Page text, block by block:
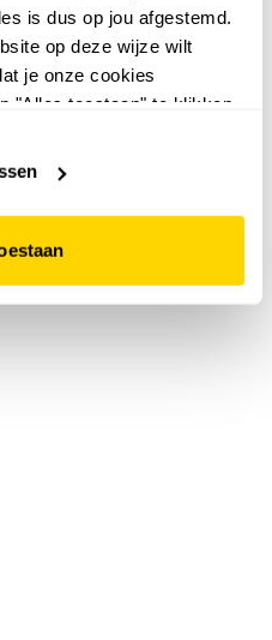
is dus op jou afgestemd.
op deze wijze wilt
je onze cookies
"Alles toestaan" te klikken.